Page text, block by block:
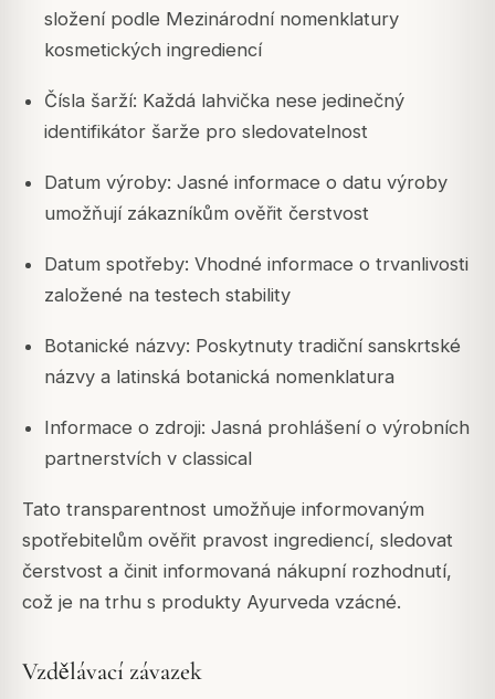
složení podle Mezinárodní nomenklatury
kosmetických ingrediencí
Čísla šarží: Každá lahvička nese jedinečný
identifikátor šarže pro sledovatelnost
Datum výroby: Jasné informace o datu výroby
umožňují zákazníkům ověřit čerstvost
Datum spotřeby: Vhodné informace o trvanlivosti
založené na testech stability
Botanické názvy: Poskytnuty tradiční sanskrtské
názvy a latinská botanická nomenklatura
Informace o zdroji: Jasná prohlášení o výrobních
partnerstvích v classical
Tato transparentnost umožňuje informovaným
spotřebitelům ověřit pravost ingrediencí, sledovat
čerstvost a činit informovaná nákupní rozhodnutí,
což je na trhu s produkty Ayurveda vzácné.
Vzdělávací závazek